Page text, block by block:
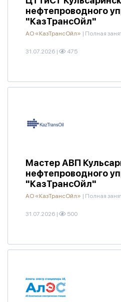
нефтепроводного
"КазТрансОйл"
АО «КазТрансОйл» | Полная
31.07.2026 | 475
Мастер АВП
нефтепроводного
"КазТрансОйл"
АО «КазТрансОйл» | Полная
31.07.2026 | 500